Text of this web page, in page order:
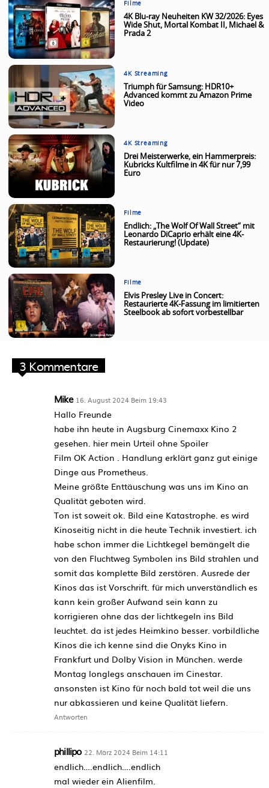
Filme
4K Blu-ray Neuheiten KW 32/2026: Eyes
Wide Shut, Mortal Kombat II, Michael &
Prada 2
4K Streaming
Triumph für Samsung: HDR10+
Advanced kommt zu Amazon Prime
Video
4K Streaming
Drei Meisterwerke, ein Hammerpreis:
Kubricks Kultfilme in 4K für nur 7,99
Euro
Filme
Endlich: „The Wolf Of Wall Street“ mit
Leonardo DiCaprio erhält eine 4K-
Restaurierung! (Update)
Filme
Elvis Presley Live in Concert:
Restaurierte 4K-Fassung im limitierten
Steelbook ab sofort vorbestellbar
3 Kommentare
Mike 16. August 2024 Beim 19:43
Hallo Freunde
habe ihn heute in Augsburg Cinemaxx Kino 2
gesehen. hier mein Urteil ohne Spoiler
Film OK Action . Handlung erklärt ganz gut einige
Dinge aus Prometheus.
Meine größte Enttäuschung was uns im Kino an
Qualität geboten wird.
Ton ist soweit ok. Bild eine Katastrophe. es wird
Kinoseitig nicht in die heute Technik investiert. ich
habe schon immer die Lichtkegel bemängelt die
von den Fluchtweg Symbolen ins Bild strahlen und
somit das komplette Bild zerstören. Ausrede der
Kinos das ist Vorschrift. für mich unverständlich es
kann kein großer Aufwand sein kann zu
korrigieren ohne das der lichtkegeln ins Bild
leuchtet. da ist jedes Heimkino besser. vorbildliche
Kinos die ich kenne sind die Onyks Kino in
Frankfurt und Dolby Vision in München. werde
Montag longlegs anschauen im Cinestar.
ansonsten ist Kino für noch bald tot weil die uns
nur abkassieren und keine Qualität liefern.
Antworten
phillipo 22. März 2024 Beim 14:11
endlich….endlich….endlich
mal wieder ein Alienfilm.